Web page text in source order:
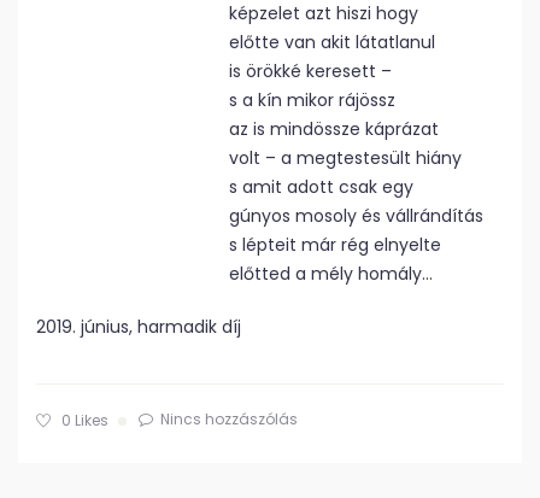
képzelet azt hiszi hogy
előtte van akit látatlanul
is örökké keresett –
s a kín mikor rájössz
az is mindössze káprázat
volt – a megtestesült hiány
s amit adott csak egy
gúnyos mosoly és vállrándítás
s lépteit már rég elnyelte
előtted a mély homály…
2019. június, harmadik díj
0 Likes Nincs hozzászólás